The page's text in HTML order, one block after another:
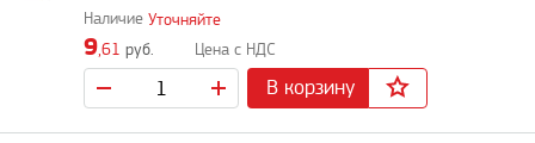
Уточняйте
9,61 руб.
В корзину